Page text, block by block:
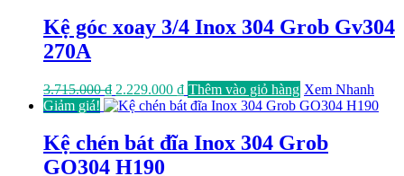
2.485.000 ₫.là:
1.491.000 ₫.
Kệ góc xoay 3/4 Inox 304 Grob Gv304
270A
3.715.000₫ Giá
gốc
3.715.000 ₫.
2.229.000 ₫Giá
hiện
là:
2.229.000 ₫.
Thêm vào giỏ hàng Xem Nhanh
Giảm giá!
Kệ chén bát đĩa Inox 304 Grob
GO304 H190